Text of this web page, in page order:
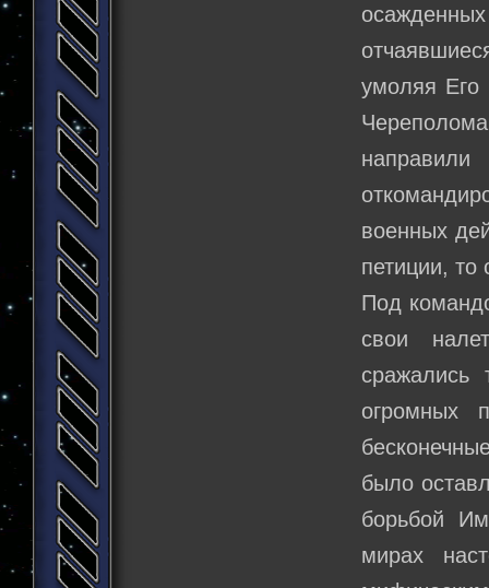
умоляя Его
военных
петиции,
Под
свои
огромных
было
борьбой
мирах